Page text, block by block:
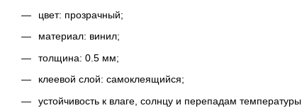
цвет: прозрачный;
материал: винил;
толщина: 0.5 мм;
клеевой слой: самоклеящийся;
устойчивость к влаге, солнцу и перепадам температуры.